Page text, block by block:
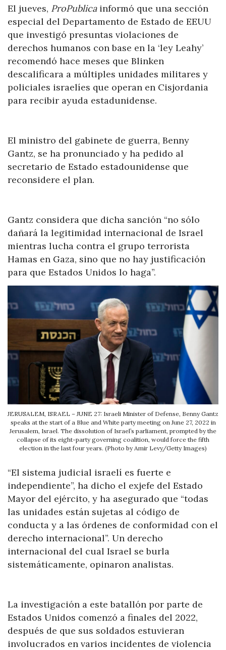
El jueves, ProPublicainformó que una sección
especial del Departamento de Estado de EEUU
que investigó presuntas violaciones de
derechos humanos con base en la ‘ley Leahy’
recomendó hace meses que Blinken
descalificara a múltiples unidades militares y
policiales israelíes que operan en Cisjordania
para recibir ayuda estadunidense.
El ministro del gabinete de guerra, Benny
Gantz, se ha pronunciado y ha pedido al
secretario de Estado estadounidense que
reconsidere el plan.
Gantz considera que dicha sanción “no sólo
dañará la legitimidad internacional de Israel
mientras lucha contra el grupo terrorista
Hamas en Gaza, sino que no hay justificación
para que Estados Unidos lo haga”.
JERUSALEM, ISRAEL – JUNE 27: Israeli Minister of Defense, Benny Gantz
speaks at the start of a Blue and White party meeting on June 27, 2022 in
Jerusalem, Israel. The dissolution of Israel’s parliament, prompted by the
collapse of its eight-party governing coalition, would force the fifth
election in the last four years. (Photo by Amir Levy/Getty Images)
“El sistema judicial israelí es fuerte e
independiente”, ha dicho el exjefe del Estado
Mayor del ejército, y ha asegurado que “todas
las unidades están sujetas al código de
conducta y a las órdenes de conformidad con el
derecho internacional”. Un derecho
internacional del cual Israel se burla
sistemáticamente, opinaron analistas.
La investigación a este batallón por parte de
Estados Unidos comenzó a finales del 2022,
después de que sus soldados estuvieran
involucrados en varios incidentes de violencia